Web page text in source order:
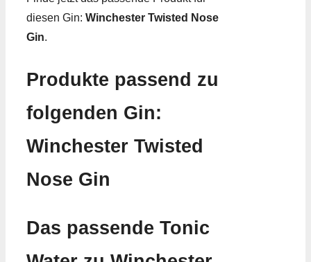
diesen Gin: Winchester Twisted Nose
Gin.
Produkte passend zu
folgenden Gin:
Winchester Twisted
Nose Gin
Das passende Tonic